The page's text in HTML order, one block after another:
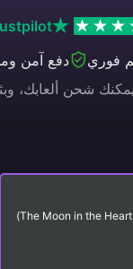
فوري
دفع آمن
The Moon in the